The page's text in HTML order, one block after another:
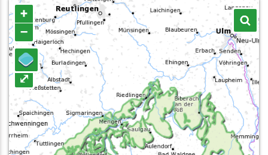
+
–
⤢